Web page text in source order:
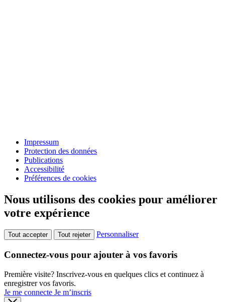
Impressum
Protection des données
Publications
Accessibilité
Préférences de cookies
Nous utilisons des cookies pour améliorer
votre expérience
Tout accepter Tout rejeter Personnaliser
Connectez-vous pour ajouter à vos favoris
Première visite? Inscrivez-vous en quelques clics et continuez à
enregistrer vos favoris.
Je me connecte Je m’inscris